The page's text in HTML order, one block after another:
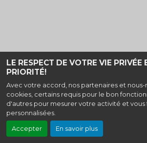
LE RESPECT DE VOTRE VIE PRIVÉE
PRIORITÉ!
Avec votre accord, nos partenaires et nous-
cookies, certains requis pour le bon
d'autres pour mesurer votre activité et
personnalisées.
Accepter En savoir plus